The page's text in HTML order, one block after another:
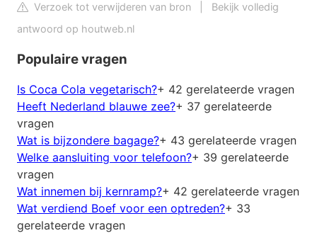
Verzoek tot verwijderen van bron
Bekijk volledig
antwoord op houtweb.nl
Populaire vragen
Is Coca Cola vegetarisch?+ 42 gerelateerde vragen
Heeft Nederland blauwe zee?+ 37 gerelateerde
vragen
Wat is bijzondere bagage?+ 43 gerelateerde vragen
Welke aansluiting voor telefoon?+ 39 gerelateerde
vragen
Wat innemen bij kernramp?+ 42 gerelateerde vragen
Wat verdiend Boef voor een optreden?+ 33
gerelateerde vragen